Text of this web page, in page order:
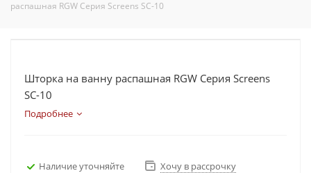
распашная RGW Серия Screens SC-10
Шторка на ванну распашная RGW Серия Screens
SC-10
Подробнее
Наличие уточняйте
Хочу в рассрочку